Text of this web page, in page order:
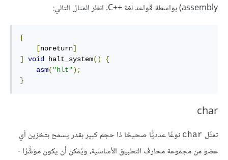
assembly) بواسطة قواعد لغة C++‎. انظر المثال التالي:
[
[noreturn]
]
void halt_system()
{
asm( "hlt");
}
char
تمثّل char نوعًا عدديًّا صحيحًا ذا حجم كبير بقدر يسمح بتخزين أي
عضو من مجموعة محارف التطبيق الأساسية، ويُمكن أن يكون مؤشَّرًا -